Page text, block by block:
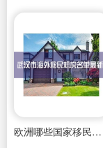
欧洲哪些国家移民比较简单